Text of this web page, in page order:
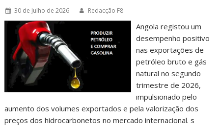
30 de Julho de 2026 Redacção F8
Angola registou um
desempenho positivo
nas exportações de
petróleo bruto e gás
natural no segundo
trimestre de 2026,
impulsionado pelo
aumento dos volumes exportados e pela valorização dos
preços dos hidrocarbonetos no mercado internacional. s